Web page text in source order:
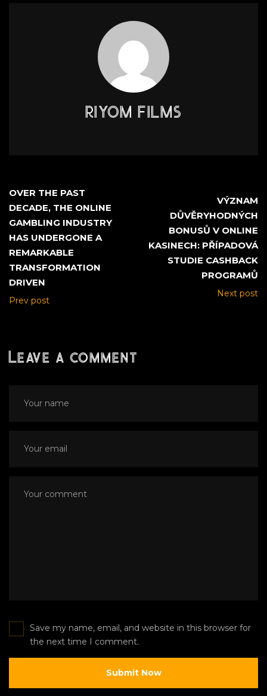
RIYOM FILMS
OVER THE PAST
DECADE, THE ONLINE
GAMBLING INDUSTRY
HAS UNDERGONE A
REMARKABLE
TRANSFORMATION
DRIVEN
Prev post
VÝZNAM
DŮVĚRYHODNÝCH
BONUSŮ V ONLINE
KASINECH: PŘÍPADOVÁ
STUDIE CASHBACK
PROGRAMŮ
Next post
Leave a comment
Save my name, email, and website in this browser for
the next time I comment.